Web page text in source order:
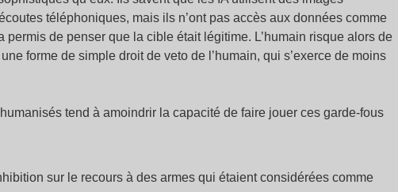
téléphoniques, mais ils n’ont pas accès aux données comme
permis de penser que la cible était légitime. L’humain risque alors de
forme de simple droit de veto de l’humain, qui s’exerce de moins
tend à amoindrir la capacité de faire jouer ces garde-fous
sur le recours à des armes qui étaient considérées comme